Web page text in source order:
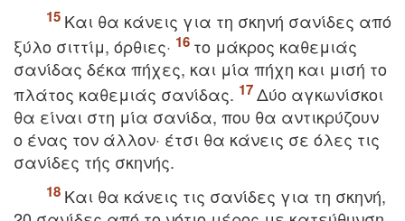
Kαι θα κάνεις για τη σκηνή σανίδες από
ξύλο σιττίμ, όρθιες·
το μάκρος καθεμιάς
σανίδας δέκα πήχες, και μία πήχη και μισή το
πλάτος καθεμιάς σανίδας.
Δύο αγκωνίσκοι
θα είναι στη μία σανίδα, που θα αντικρύζουν
ο ένας τον άλλον· έτσι θα κάνεις σε όλες τις
σανίδες τής σκηνής.
Kαι θα κάνεις τις σανίδες για τη σκηνή,